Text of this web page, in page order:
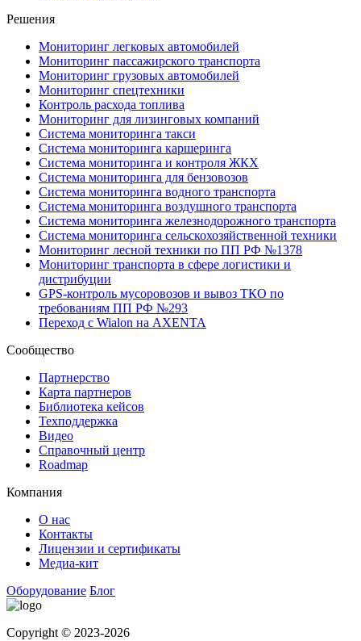
Решения
Мониторинг легковых автомобилей
Мониторинг пассажирского транспорта
Мониторинг грузовых автомобилей
Мониторинг спецтехники
Контроль расхода топлива
Мониторинг для лизинговых компаний
Система мониторинга такси
Система мониторинга каршеринга
Система мониторинга и контроля ЖКХ
Система мониторинга для бензовозов
Система мониторинга водного транспорта
Система мониторинга воздушного транспорта
Система мониторинга железнодорожного транспорта
Система мониторинга сельскохозяйственной техники
Мониторинг лесной техники по ПП РФ №1378
Мониторинг транспорта в сфере логистики и
дистрибуции
GPS-контроль мусоровозов и вывоз ТКО по
требованиям ПП РФ №293
Переход с Wialon на AXENTA
Сообщество
Партнерство
Карта партнеров
Библиотека кейсов
Техподдержка
Видео
Справочный центр
Roadmap
Компания
О нас
Контакты
Лицензии и сертификаты
Медиа-кит
Оборудование Блог
Copyright © 2023-2026